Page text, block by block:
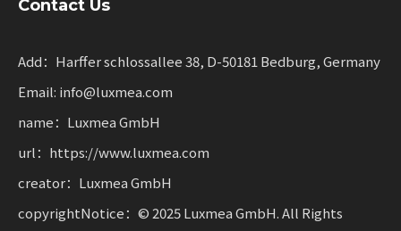
iungunt functionality
Contact Us
Add：Harffer schlossallee 38, D-50181 Bedburg, Germany
Email: info@luxmea.com
name：Luxmea GmbH
url：https://www.luxmea.com
creator：Luxmea GmbH
copyrightNotice：© 2025 Luxmea GmbH. All Rights